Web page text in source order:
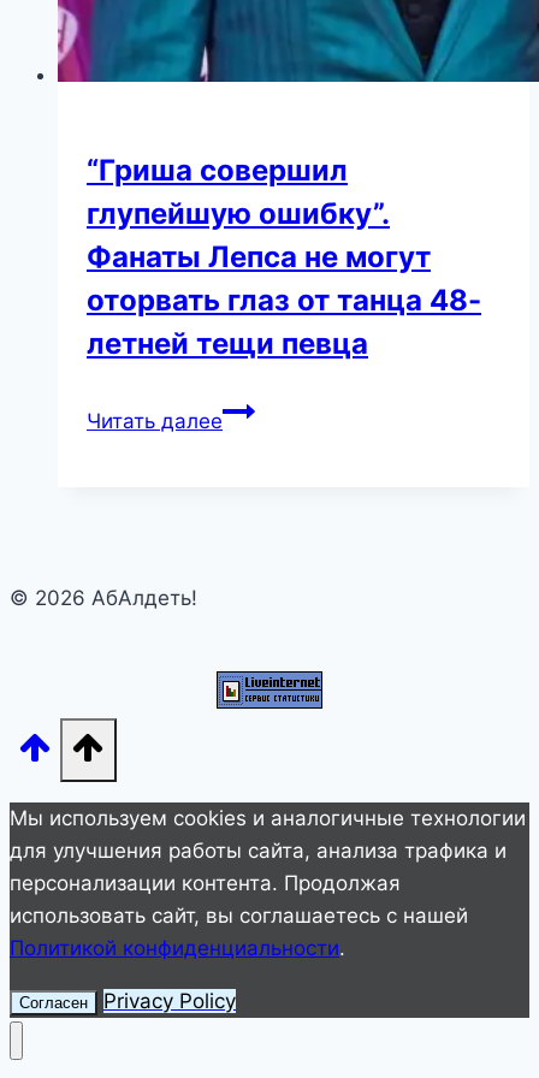
“Гриша совершил
глупейшую ошибку”.
Фанаты Лепса не могут
оторвать глаз от танца 48-
летней тещи певца
Читать далее“Гриша
оторвать
глаз
48-
летней
тещи
певца
© 2026 АбАлдеть!
Мы используем cookies и аналогичные технологии
для улучшения работы сайта, анализа трафика и
персонализации контента. Продолжая
использовать сайт, вы соглашаетесь с нашей
Политикой конфиденциальности.
Согласен Privacy Policy